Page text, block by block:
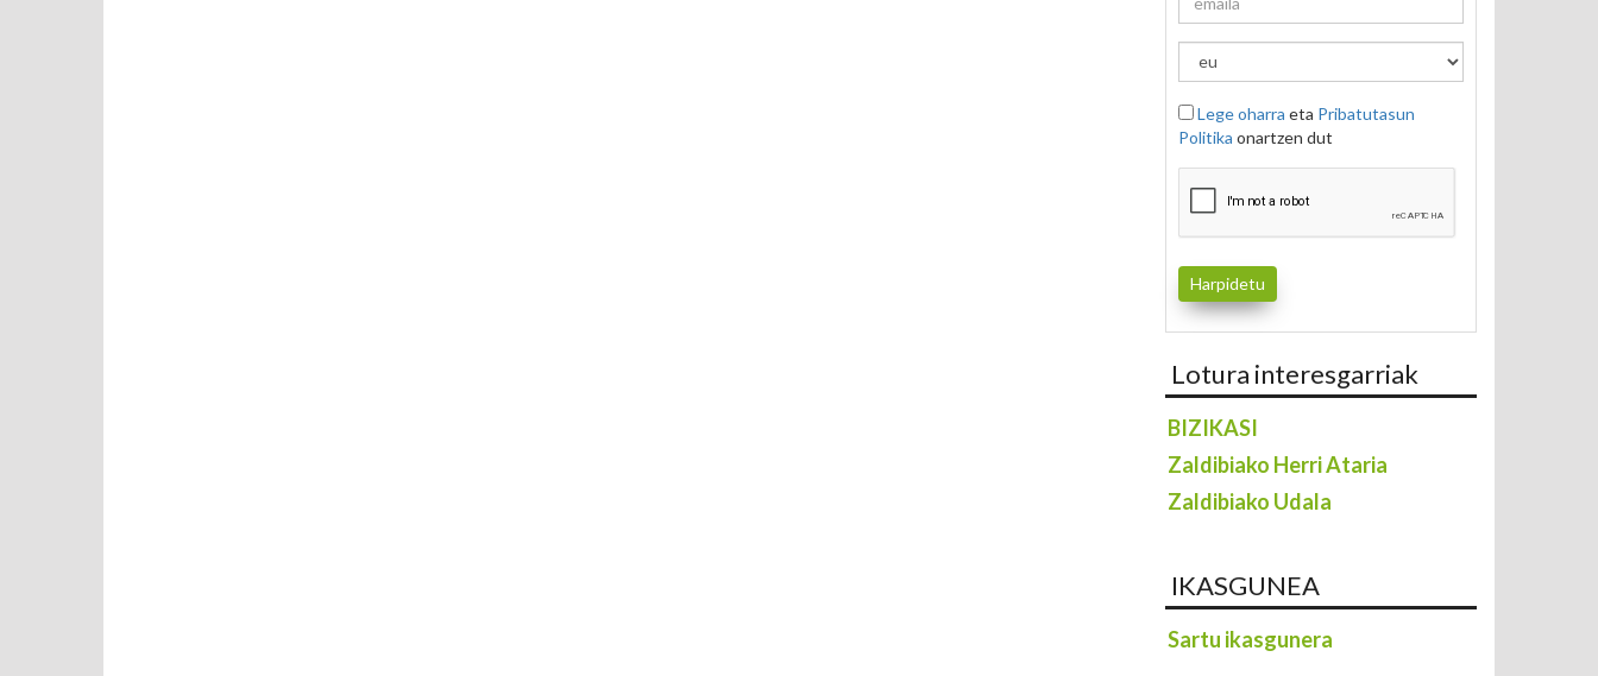
Lege oharra eta Pribatutasun
Politika onartzen dut
Lotura interesgarriak
BIZIKASI
Zaldibiako Herri Ataria
Zaldibiako Udala
IKASGUNEA
Sartu ikasgunera